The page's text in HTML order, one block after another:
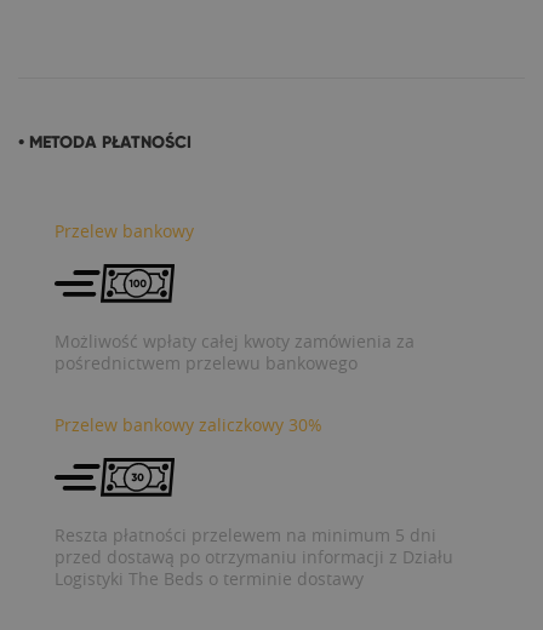
• METODA PŁATNOŚCI
Przelew bankowy
Możliwość wpłaty całej kwoty zamówienia za
pośrednictwem przelewu bankowego
Przelew bankowy zaliczkowy 30%
Reszta płatności przelewem na minimum 5 dni
przed dostawą po otrzymaniu informacji z Działu
Logistyki The Beds o terminie dostawy